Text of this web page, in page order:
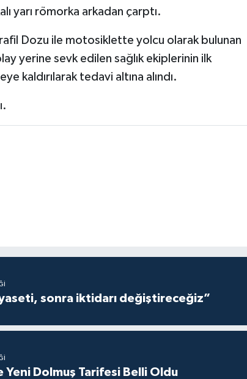
yarı römorka arkadan çarptı.
Dozu ile motosiklette yolcu olarak bulunan
yerine sevk edilen sağlık ekiplerinin ilk
kaldırılarak tedavi altına alındı.
sonra iktidarı değiştireceğiz”
Yeni Dolmuş Tarifesi Belli Oldu